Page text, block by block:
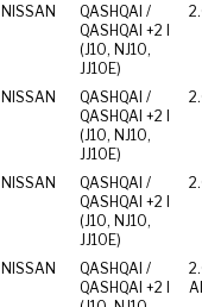
NISSAN
QASHQAI /
QASHQAI +2 I
(J10, NJ10,
JJ10E)
NISSAN
QASHQAI /
QASHQAI +2 I
(J10, NJ10,
JJ10E)
NISSAN
QASHQAI /
QASHQAI +2 I
(J10, NJ10,
JJ10E)
NISSAN
QASHQAI /
QASHQAI +2 I